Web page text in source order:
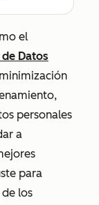
el
Datos
personales
a
para
los